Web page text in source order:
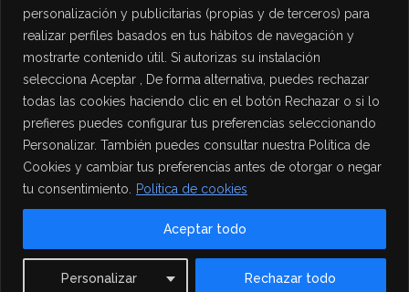
personalización y publicitarias (propias y de terceros) para
realizar perfiles basados en tus hábitos de navegación y
mostrarte contenido útil. Si autorizas su instalación
selecciona Aceptar , De forma alternativa, puedes rechazar
todas las cookies haciendo clic en el botón Rechazar o si lo
prefieres puedes configurar tus preferencias seleccionando
Personalizar. También puedes consultar nuestra Política de
Cookies y cambiar tus preferencias antes de otorgar o negar
tu consentimiento.
Política de cookies
Personalizar Rechazar todo
Aceptar todo
PROTECCIÓN DE DATOS
Política de Privacidad
Política de Cookies
Aviso Legal